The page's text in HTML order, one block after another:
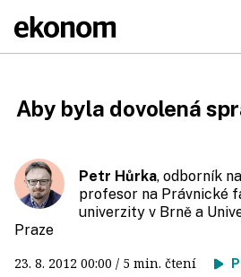
Aby byla dovolená
Petr Hůrka, odborník
profesor na Právnické
univerzity v Brně a
Praze
23. 8. 2012 00:00 / 5 min. čtení